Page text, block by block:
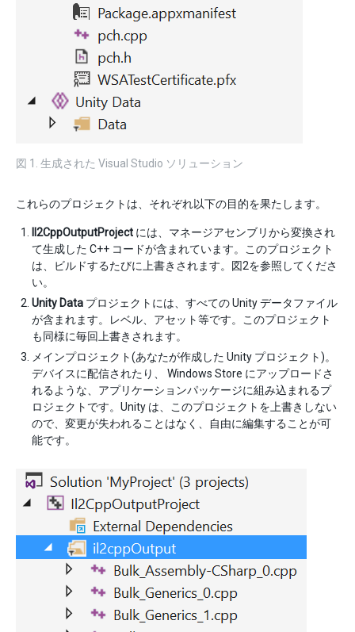
図 1. 生成された Visual Studio ソリューション
これらのプロジェクトは、それぞれ以下の目的を果たします。
Il2CppOutputProject には、マネージアセンブリから変換され
て生成した C++ コードが含まれています。このプロジェクト
は、ビルドするたびに上書きされます。図2を参照してくださ
い。
Unity Data プロジェクトには、すべての Unity データファイル
が含まれます。レベル、アセット等です。このプロジェクト
も同様に毎回上書きされます。
メインプロジェクト(あなたが作成した Unity プロジェクト)。
デバイスに配信されたり、 Windows Store にアップロードさ
れるような、アプリケーションパッケージに組み込まれるプ
ロジェクトです。Unity は、このプロジェクトを上書きしない
ので、変更が失われることはなく、自由に編集することが可
能です。